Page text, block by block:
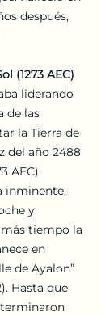
después,
(1273 AEC)
liderando
de las
la Tierra de
del año 2488
AEC).
inminente,
y
tiempo la
en
de Ayalon”
Hasta que
terminaron